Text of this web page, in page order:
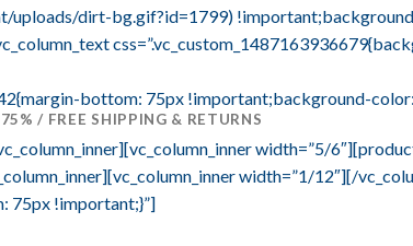
dirt-bg.gif?id=1799)
bottom: 75px !important;background-
/ FREE SHIPPING & RETURNS
width=”5/
width=”1/12″][/
75px !important;}”]